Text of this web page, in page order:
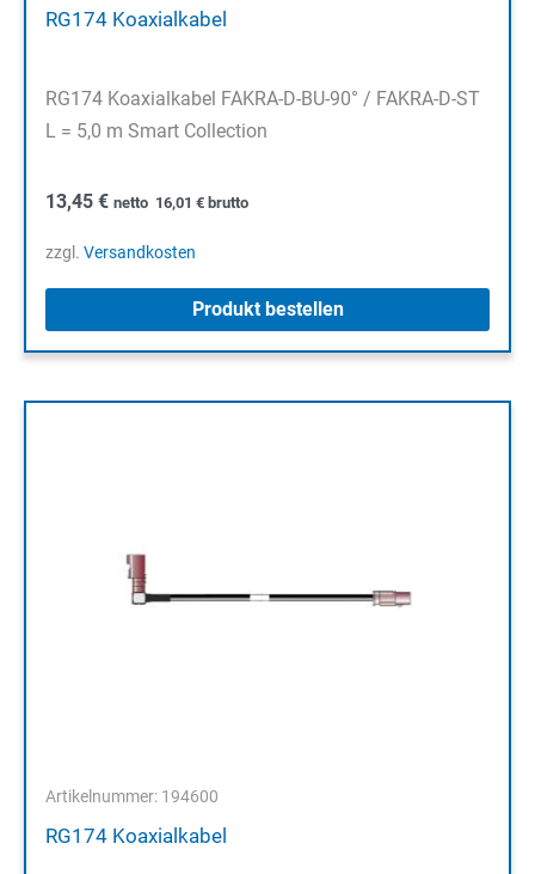
RG174 Koaxialkabel
RG174 Koaxialkabel FAKRA-D-BU-90° / FAKRA-D-ST
L = 5,0 m Smart Collection
13,45 € netto 16,01 € brutto
zzgl. Versandkosten
Produkt bestellen
Artikelnummer: 194600
RG174 Koaxialkabel